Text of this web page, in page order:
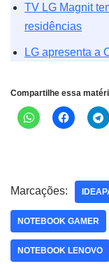
TV LG Magnit
residências
LG apresenta a
Compartilhe essa
Marcações:
NOTEBOOK GAMER
NOTEBOOK LENOVO